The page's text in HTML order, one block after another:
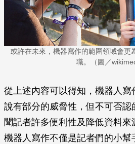
或許在未來，機器寫作的範圍領域會更
職。（圖／
從上述內容可以得知，機器人寫
說有部分的威脅性，但不可否
聞記者許多便利性及降低資料來
機器人寫作不僅是記者們的小幫